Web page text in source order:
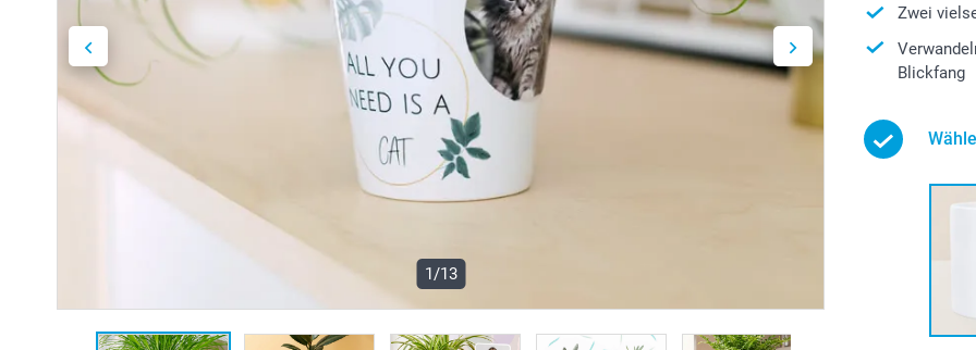
1/13
Zwei
Blickfang